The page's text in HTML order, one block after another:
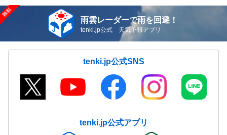
雨雲レーダーで雨を回避！
tenki.jp公式 天気予報アプリ
tenki.jp公式SNS
tenki.jp公式アプリ